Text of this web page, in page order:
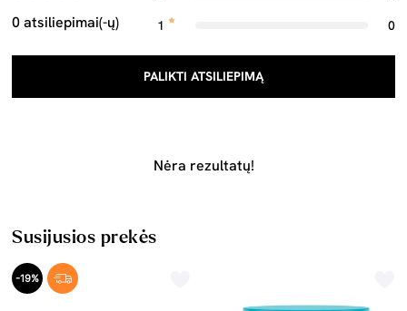
0 atsiliepimai(-ų)
1
0
PALIKTI ATSILIEPIMĄ
Nėra rezultatų!
Susijusios prekės
-19%